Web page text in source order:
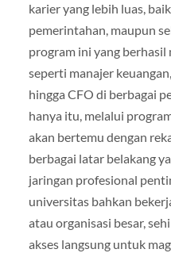
karier yang lebih luas,
pemerintahan, maupun
program ini yang
seperti manajer
hingga CFO di berbagai
hanya itu, melalui
akan bertemu dengan
berbagai latar belakang
jaringan profesional
universitas bahkan
atau organisasi besar,
akses langsung untuk